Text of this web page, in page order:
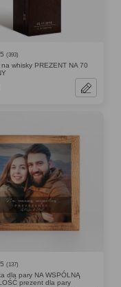
(393)
whisky PREZENT NA 70
(137)
dla pary NA WSPÓLNĄ
prezent dla pary